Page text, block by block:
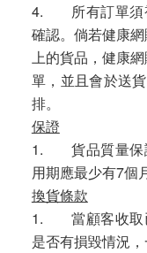
4. 所有訂單須
確認。倘若健康
上的貨品，健康
單，並且會於送
排。
保證
1. 貨品質量保
用期應最少有7個
換貨條款
1. 當顧客收取
是否有損毀情況